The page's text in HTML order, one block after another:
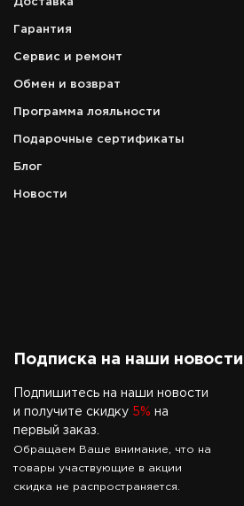
Доставка
Гарантия
Сервис и ремонт
Обмен и возврат
Программа лояльности
Подарочные сертификаты
Блог
Новости
Подписка на наши новости
Подпишитесь на наши новости
и получите скидку 5% на
первый заказ.
Обращаем Ваше внимание, что на
товары участвующие в акции
скидка не распространяется.